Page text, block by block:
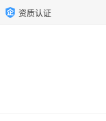
资质认证